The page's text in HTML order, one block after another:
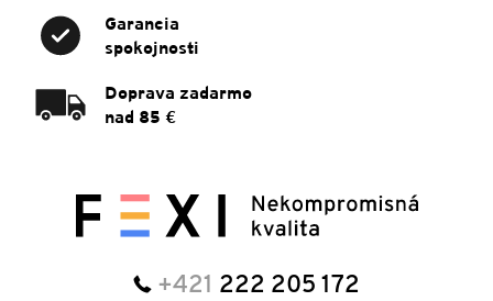
Garancia
spokojnosti
Doprava zadarmo
nad 85 €
+421 222 205 172